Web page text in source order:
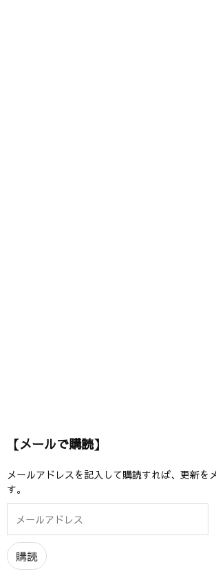
【メールで購読】
メールアドレスを記入して購読すれば、更新を
す。
ル
ア
ド
購読